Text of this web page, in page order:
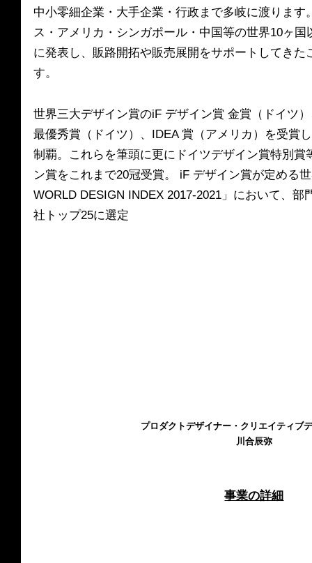
中小零細企業・大手企業・行政まで多岐に渡ります
ス・アメリカ・シンガポール・中国等の世界10ヶ
に発表し、販路開拓や販売展開をサポートしてきた
す。
世界三大デザイン賞のiF デザイン賞 金賞（ドイツ
最優秀賞（ドイツ）、IDEA 賞（アメリカ）を受賞
制覇。これらを筆頭に更にドイツデザイン賞特別賞
ン賞をこれまで20冠受賞。 iF デザイン賞が定める
WORLD DESIGN INDEX 2017-2021」において、
社トップ25に選定
プロダクトデザイナー・クリエイティ
川合辰弥
事業の詳細